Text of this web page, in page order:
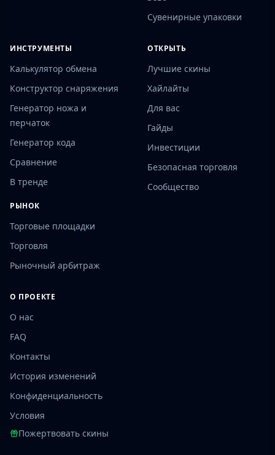
Сувенирные упаковки
ИНСТРУМЕНТЫ
Калькулятор обмена
Конструктор снаряжения
Генератор ножа и
перчаток
Генератор кода
Сравнение
В тренде
РЫНОК
Торговые площадки
Торговля
Рыночный арбитраж
ОТКРЫТЬ
Лучшие скины
Хайлайты
Для вас
Гайды
Инвестиции
Безопасная торговля
Сообщество
О ПРОЕКТЕ
О нас
FAQ
Контакты
История изменений
Конфиденциальность
Условия
Пожертвовать скины